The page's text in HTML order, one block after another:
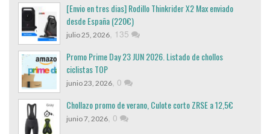
[Envio en tres dias] Rodillo Thinkrider X2 Max enviado
desde España (220€)
julio 25, 2026, 135
Promo Prime Day 23 JUN 2026. Listado de chollos
ciclistas TOP
junio 23, 2026, 0
Chollazo promo de verano, Culote corto ZRSE a 12,5€
junio 7, 2026, 0